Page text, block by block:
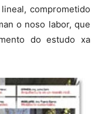
comprometido
o noso labor, que
do estudo xa